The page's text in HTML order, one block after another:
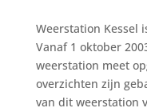
Weerstation Kessel
Vanaf 1 oktober
weerstation meet
overzichten zijn
van dit weerstation